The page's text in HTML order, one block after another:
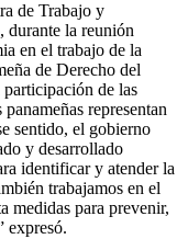
de Trabajo y
durante la reunión
en el trabajo de la
de Derecho del
de las
representan
sentido, el gobierno
y desarrollado
identificar y atender la
trabajamos en el
medidas para prevenir,
expresó.